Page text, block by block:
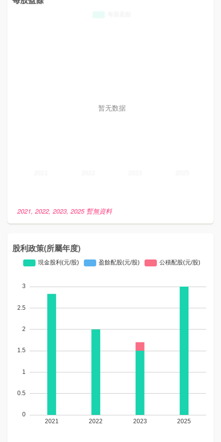
暂无数据
2021, 2022, 2023, 2025 暫無資料
股利政策(所屬年度)